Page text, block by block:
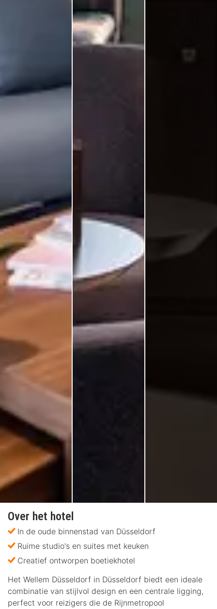
Over het hotel
In de oude binnenstad van Düsseldorf
Ruime studio's en suites met keuken
Creatief ontworpen boetiekhotel
Het Wellem Düsseldorf in Düsseldorf biedt een ideale
combinatie van stijlvol design en een centrale ligging,
perfect voor reizigers die de Rijnmetropool